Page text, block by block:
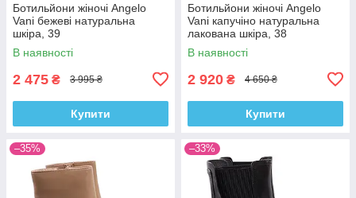
Ботильйони жіночі Angelo
Vani бежеві натуральна
шкіра, 39
В наявності
2 475 ₴ 3 995 ₴
Купити
Ботильйони жіночі Angelo
Vani капучіно натуральна
лакована шкіра, 38
В наявності
2 920 ₴ 4 650 ₴
Купити
–35% –33%